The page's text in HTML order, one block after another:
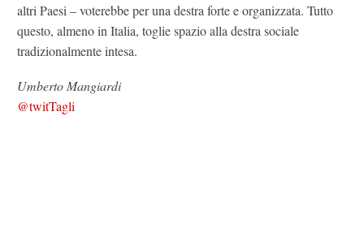
altri Paesi – voterebbe per una destra forte e organizzata. Tutto
questo, almeno in Italia, toglie spazio alla destra sociale
tradizionalmente intesa.
Umberto Mangiardi
@twitTagli